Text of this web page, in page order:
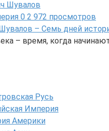
0 2 972 просмотров
– Семь дней
– время, когда
Русь
Империя
Америки